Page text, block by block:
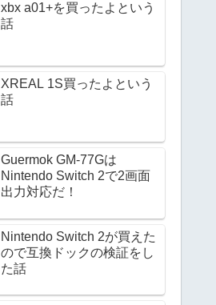
xbx a01+を買ったよという
話
XREAL 1S買ったよという
話
Guermok GM-77Gは
Nintendo Switch 2で2画面
出力対応だ！
Nintendo Switch 2が買えた
ので互換ドックの検証をし
た話